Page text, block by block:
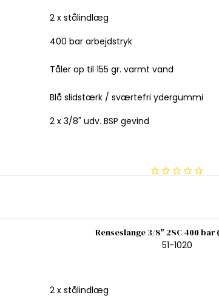
2 x stålindlæg
400 bar arbejdstryk
Tåler op til 155 gr. varmt vand
Blå slidstærk / sværtefri ydergummi
2 x 3/8" udv. BSP gevind
Renseslange 3/8" 2SC 400 bar
51-1020
2 x stålindlæg